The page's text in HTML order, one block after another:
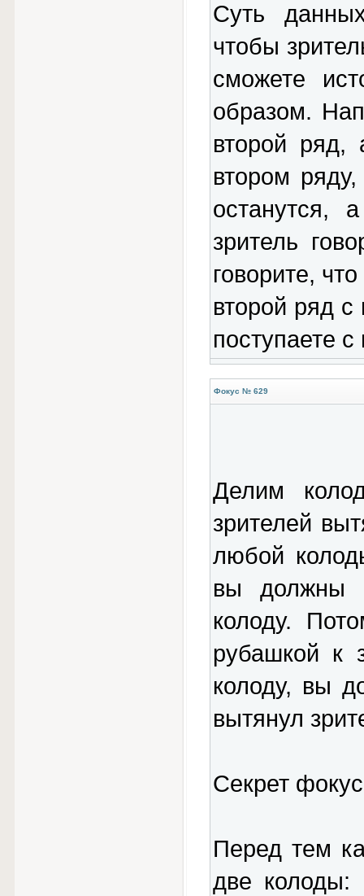
Суть
чтобы
сможете
образом.
второй ряд,
втором
останутся,
зритель
говорите,
второй ряд
поступаете
Фокус № 629
Делим
зрителей
любой
вы должны
колоду.
рубашкой к
колоду, вы
вытянул
Секрет
Перед тем
две